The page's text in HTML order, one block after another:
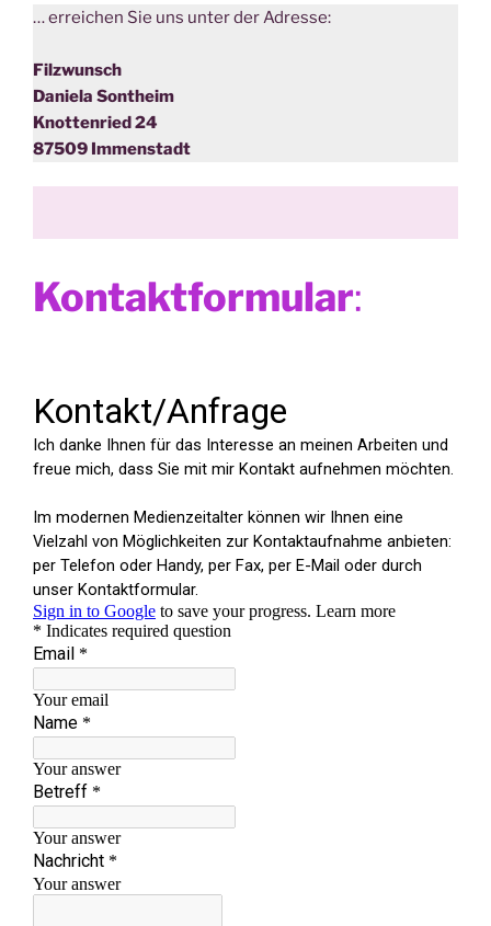
… erreichen Sie uns unter der Adresse:
Filzwunsch
Daniela Sontheim
Knottenried 24
87509 Immenstadt
Kontaktformular: